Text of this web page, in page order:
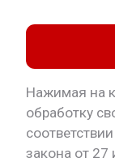
Нажимая на
обработку
закона от